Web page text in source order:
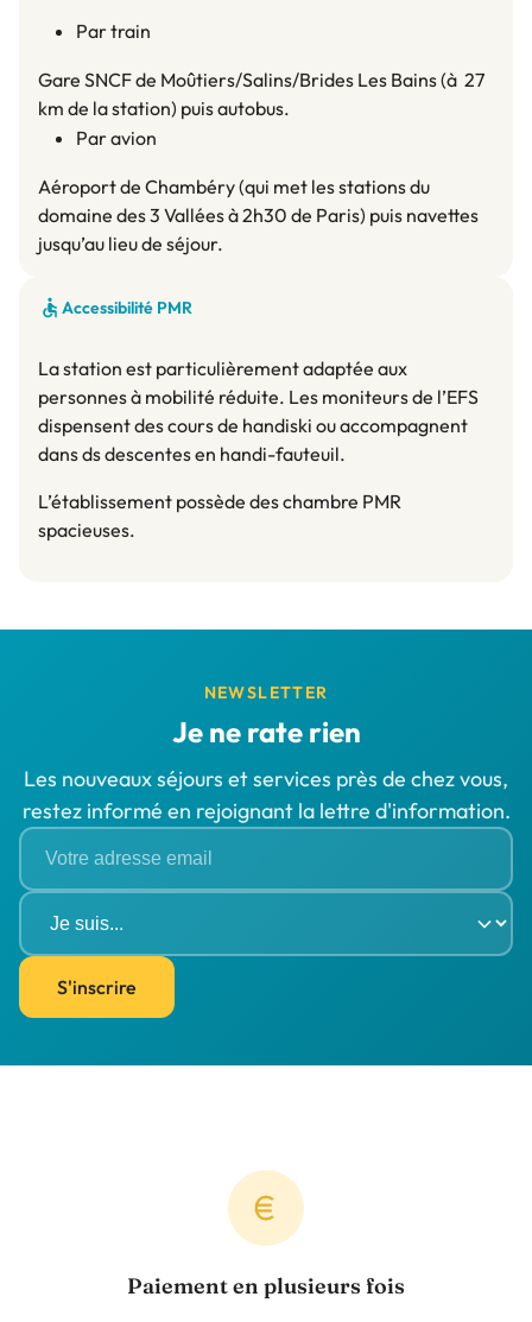
Par train
Gare SNCF de Moûtiers/Salins/Brides Les Bains (à 27
km de la station) puis autobus.
Par avion
Aéroport de Chambéry (qui met les stations du
domaine des 3 Vallées à 2h30 de Paris) puis navettes
jusqu’au lieu de séjour.
Accessibilité PMR
La station est particulièrement adaptée aux
personnes à mobilité réduite. Les moniteurs de l’EFS
dispensent des cours de handiski ou accompagnent
dans ds descentes en handi-fauteuil.
L’établissement possède des chambre PMR
spacieuses.
NEWSLETTER
Je ne rate rien
Les nouveaux séjours et services près de chez vous,
restez informé en rejoignant la lettre d'information.
S'inscrire
Paiement en plusieurs fois